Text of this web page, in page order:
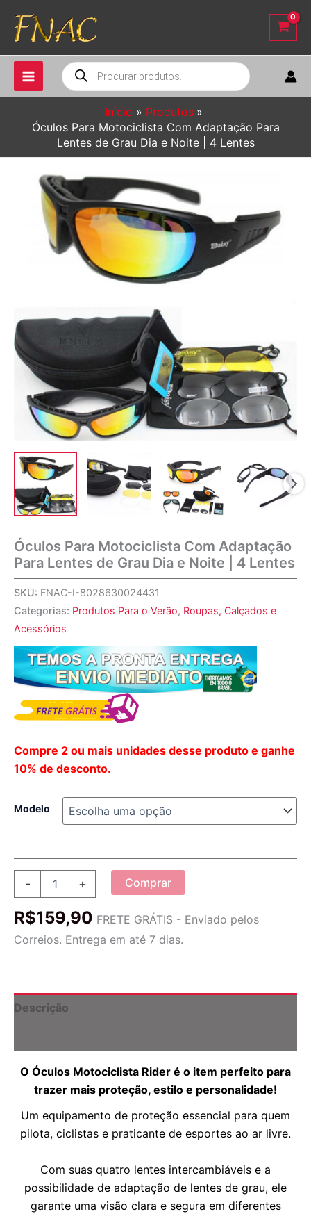
para
conteúdo
Pesquisar
produtos
Início
Produtos
Óculos Para Motociclista Com Adaptação Para
Lentes de Grau Dia e Noite | 4 Lentes
Óculos Para Motociclista Com Adaptação
Para Lentes de Grau Dia e Noite | 4 Lentes
SKU: FNAC-I-8028630024431
Categorias: Produtos Para o Verão, Roupas, Calçados e
Acessórios
Compre 2 ou mais unidades desse produto e ganhe
10% de desconto.
Modelo
-
Com
Para
Dia
e
Lentes
quantidade
+ Comprar
R$159,90 FRETE GRÁTIS - Enviado pelos
Correios. Entrega em até 7 dias.
Descrição
O Óculos Motociclista Rider é o item perfeito para
trazer mais proteção, estilo e personalidade!
Um equipamento de proteção essencial para quem
pilota, ciclistas e praticante de esportes ao ar livre.
Com suas quatro lentes intercambiáveis e a
possibilidade de adaptação de lentes de grau, ele
garante uma visão clara e segura em diferentes